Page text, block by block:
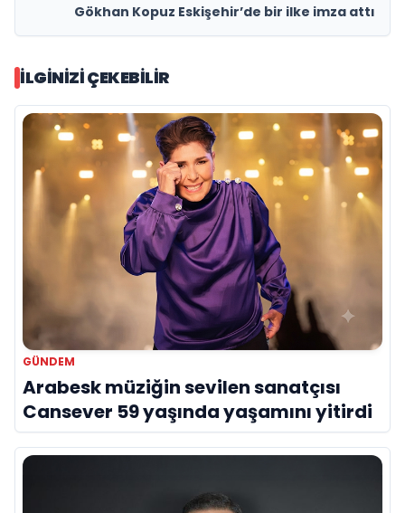
Gökhan Kopuz Eskişehir’de bir ilke imza attı
İLGINIZI ÇEKEBILIR
GÜNDEM
Arabesk müziğin sevilen sanatçısı
Cansever 59 yaşında yaşamını yitirdi